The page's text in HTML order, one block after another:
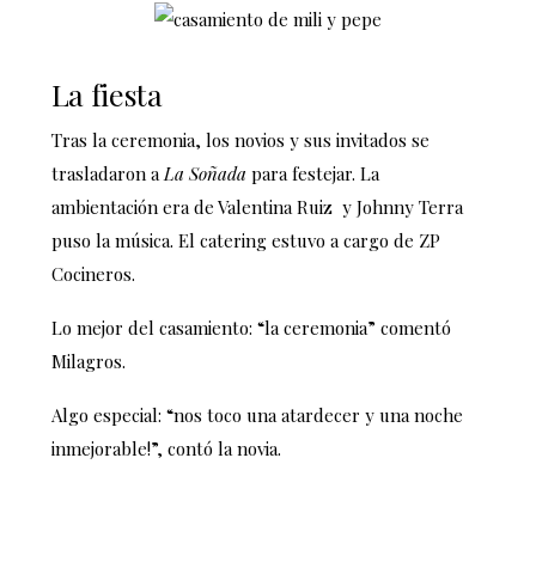
La fiesta
Tras la ceremonia, los novios y sus invitados se
trasladaron aLa Soñada para festejar. La
ambientación era de Valentina Ruiz y Johnny Terra
puso la música. El catering estuvo a cargo de ZP
Cocineros.
Lo mejor del casamiento: “la ceremonia” comentó
Milagros.
Algo especial: “nos toco una atardecer y una noche
inmejorable!”, contó la novia.